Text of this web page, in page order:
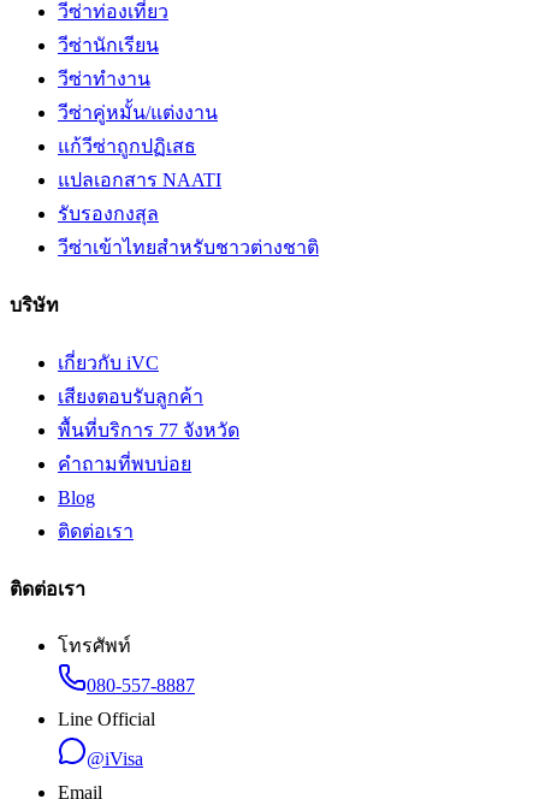
วีซ่าท่องเที่ยว
วีซ่านักเรียน
วีซ่าทำงาน
วีซ่าคู่หมั้น/แต่งงาน
แก้วีซ่าถูกปฏิเสธ
แปลเอกสาร NAATI
รับรองกงสุล
วีซ่าเข้าไทยสำหรับชาวต่างชาติ
บริษัท
เกี่ยวกับ iVC
เสียงตอบรับลูกค้า
พื้นที่บริการ 77 จังหวัด
คำถามที่พบบ่อย
Blog
ติดต่อเรา
ติดต่อเรา
โทรศัพท์
080-557-8887
Line Official
@iVisa
Email